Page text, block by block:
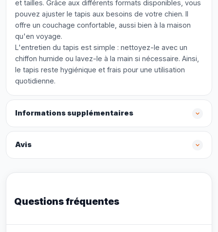
et tailles. Grâce aux différents formats disponibles, vous
pouvez ajuster le tapis aux besoins de votre chien. Il
offre un couchage confortable, aussi bien à la maison
qu'en voyage.
L'entretien du tapis est simple : nettoyez-le avec un
chiffon humide ou lavez-le à la main si nécessaire. Ainsi,
le tapis reste hygiénique et frais pour une utilisation
quotidienne.
Informations supplémentaires
Avis
Questions fréquentes